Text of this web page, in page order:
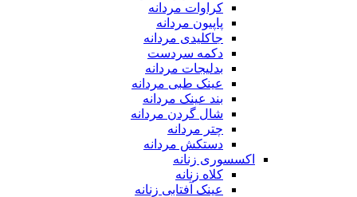
کراوات مردانه
پاپیون مردانه
جاکلیدی مردانه
دکمه سردست
بدلیجات مردانه
عینک طبی مردانه
بند عینک مردانه
شال گردن مردانه
چتر مردانه
دستکش مردانه
اکسسوری زنانه
کلاه زنانه
عینک آفتابی زنانه